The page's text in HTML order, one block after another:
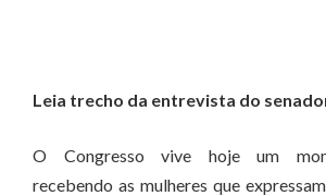
Leia trecho da entrevista do
O Congresso vive hoje um
recebendo as mulheres que